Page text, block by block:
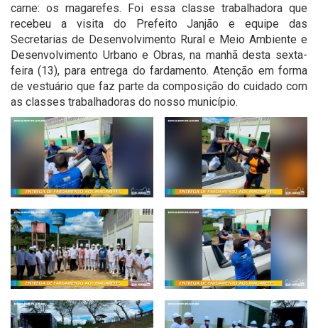
carne: os magarefes. Foi essa classe trabalhadora que
recebeu a visita do Prefeito Janjão e equipe das
Secretarias de Desenvolvimento Rural e Meio Ambiente e
Desenvolvimento Urbano e Obras, na manhã desta sexta-
feira (13), para entrega do fardamento. Atenção em forma
de vestuário que faz parte da composição do cuidado com
as classes trabalhadoras do nosso município.